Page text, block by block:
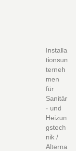
Installa
tionsun
terneh
men
für
Sanitär
- und
Heizun
gstech
nik /
Alterna